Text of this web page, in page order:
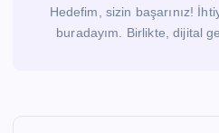
Hedefim, sizin başarınız!
buradayım. Birlikte, dijital